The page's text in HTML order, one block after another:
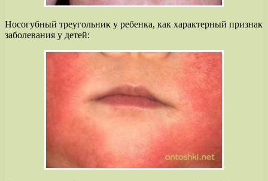
Носогубный треугольник у ребенка, как характерный признак
заболевания у детей: